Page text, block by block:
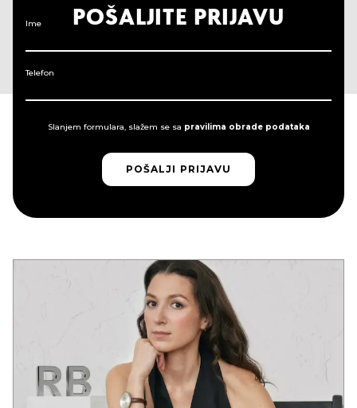
Ime
Telefon
Slanjem formulara, slažem se sa pravilima obrade podataka
POŠALJI PRIJAVU
POŠALJI PRIJAVU
POŠALJITE PRIJAVU